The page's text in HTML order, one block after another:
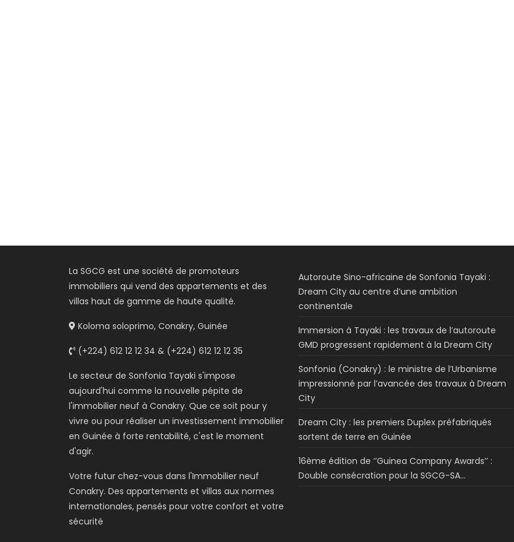
La SGCG est une société de promoteurs
immobiliers qui vend des appartements et des
villas haut de gamme de haute qualité.
Koloma soloprimo, Conakry, Guinée
(+224) 612 12 12 34 & (+224) 612 12 12 35
Le secteur de Sonfonia Tayaki s'impose
aujourd'hui comme la nouvelle pépite de
l'immobilier neuf à Conakry. Que ce soit pour y
vivre ou pour réaliser un investissement immobilier
en Guinée à forte rentabilité, c'est le moment
d'agir.
Votre futur chez-vous dans l'Immobilier neuf
Conakry. Des appartements et villas aux normes
internationales, pensés pour votre confort et votre
sécurité
Autoroute Sino-africaine de Sonfonia Tayaki :
Dream City au centre d’une ambition
continentale
Immersion à Tayaki : les travaux de l’autoroute
GMD progressent rapidement à la Dream City
Sonfonia (Conakry) : le ministre de l’Urbanisme
impressionné par l’avancée des travaux à Dream
City
Dream City : les premiers Duplex préfabriqués
sortent de terre en Guinée
16ème édition de ‘’Guinea Company Awards’’ :
Double consécration pour la SGCG-SA…